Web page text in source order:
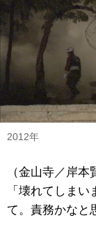
2012年
（金山寺／岸
「壊れてしま
て。責務かなと